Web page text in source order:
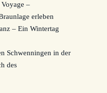
–
erleben
– Ein Wintertag
Schwenningen in der
des